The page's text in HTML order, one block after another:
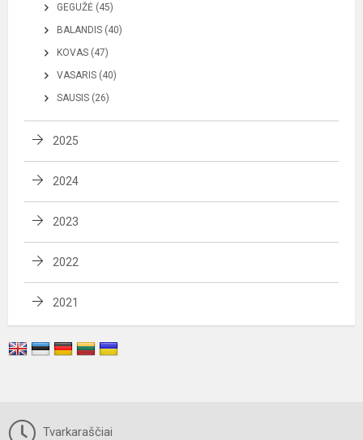
GEGUŽĖ (45)
BALANDIS (40)
KOVAS (47)
VASARIS (40)
SAUSIS (26)
2025
2024
2023
2022
2021
Tvarkaraščiai